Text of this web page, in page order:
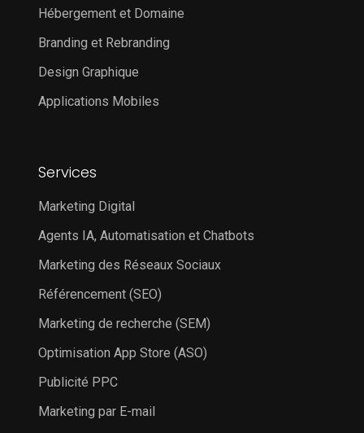
Hébergement et Domaine
Branding et Rebranding
Design Graphique
Applications Mobiles
Services
Marketing Digital
Agents IA, Automatisation et Chatbots
Marketing des Réseaux Sociaux
Référencement (SEO)
Marketing de recherche (SEM)
Optimisation App Store (ASO)
Publicité PPC
Marketing par E-mail